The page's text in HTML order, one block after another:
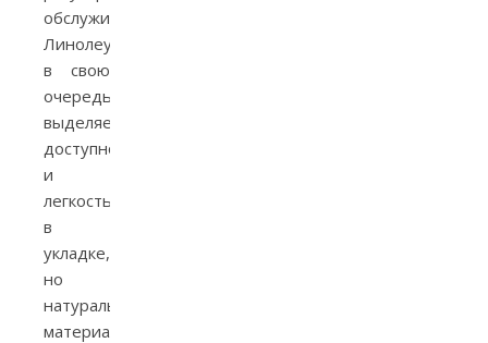
обслуживания.
Линолеум,
в свою
очередь,
выделяется
доступностью
и
легкостью
в
укладке,
но
натуральные
материалы